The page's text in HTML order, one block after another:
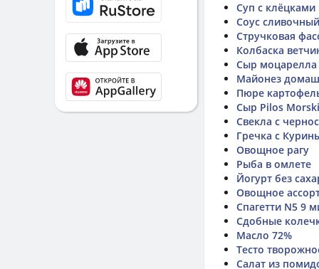
Суп с клёцками
Соус сливочный
Стручковая
Колбаска
Сыр моцарелла
Майонез
Пюре
Сыр Pilos Morski
Свекла с
Гречка с
Овощное рагу
Рыба в омлете
Йогурт без
Овощное
Спагетти N5 9
Сдобные
Масло 72%
Тесто
Салат из